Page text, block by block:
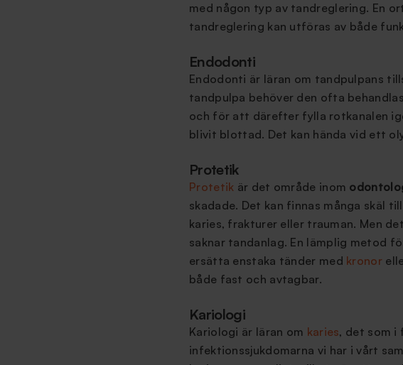
med någon typ av tandreglering. En
tandreglering kan utföras av både
Endodonti
Endodonti är läran om tandpulpans
tandpulpa behöver den ofta
och för att därefter fylla rotkanalen
blivit blottad. Det kan hända vid ett
Protetik
Protetik är det område inom
skadade. Det kan finnas många skäl
karies, frakturer eller trauman. Men
saknar tandanlag. En lämplig metod
ersätta enstaka tänder med kronor
både fast och avtagbar.
Kariologi
Kariologi är läran om karies, det som i
infektionssjukdomarna vi har i vårt